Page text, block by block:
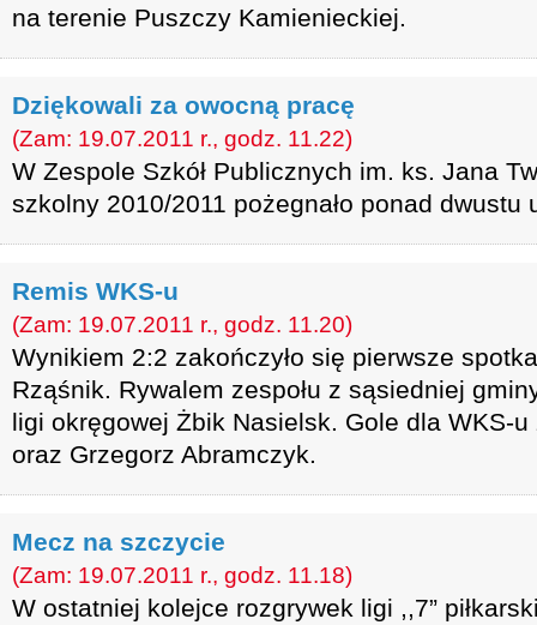
na terenie Puszczy Kamienieckiej.
Dziękowali za owocną pracę
(Zam: 19.07.2011 r., godz. 11.22)
W Zespole Szkół Publicznych im. ks. Jana
szkolny 2010/2011 pożegnało ponad dwustu
Remis WKS-u
(Zam: 19.07.2011 r., godz. 11.20)
Wynikiem 2:2 zakończyło się pierwsze
Rząśnik. Rywalem zespołu z sąsiedniej
ligi okręgowej Żbik Nasielsk. Gole dla WKS-
oraz Grzegorz Abramczyk.
Mecz na szczycie
(Zam: 19.07.2011 r., godz. 11.18)
W ostatniej kolejce rozgrywek ligi ,,7”